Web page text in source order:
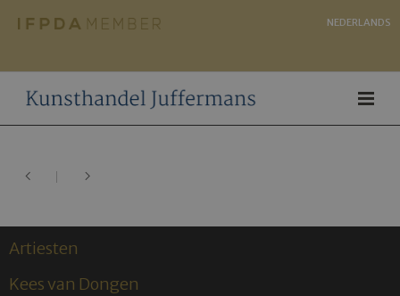
NEDERLANDS
Artiesten
Kees van Dongen